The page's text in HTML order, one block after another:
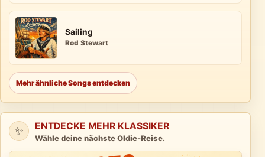
Sailing
Rod Stewart
Mehr ähnliche Songs entdecken
✨ ENTDECKE MEHR KLASSIKER
Wähle deine nächste Oldie-Reise.